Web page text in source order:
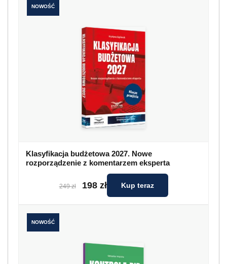
NOWOŚĆ
Klasyfikacja budżetowa 2027. Nowe
rozporządzenie z komentarzem eksperta
249 zł 198 zł Kup teraz
NOWOŚĆ